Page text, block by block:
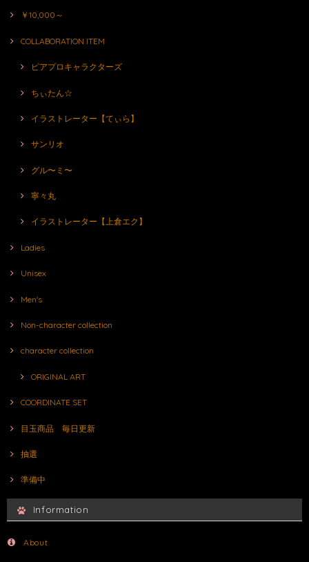
￥10,000～
COLLABORATION ITEM
ピアプロキャラクターズ
ちぃたん☆
イラストレーター【てぃら】
サンリオ
グル〜ミ〜
寧々丸
イラストレーター【上倉エク】
Ladies
Unisex
Men's
Non-character collection
character collection
ORIGINAL ART
COORDINATE SET
目玉商品 毎日更新
抽選
準備中
Information
About